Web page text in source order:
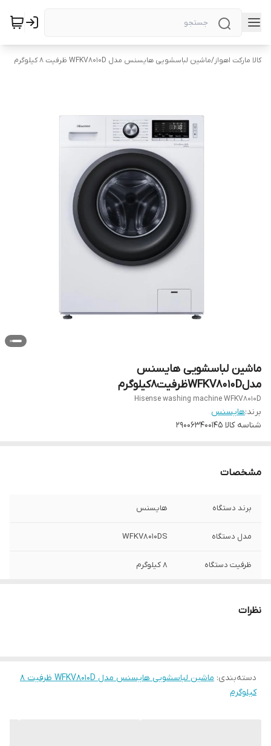
کالا مارکت اهواز/ماشین لباسشویی هایسنس مدل WFKV8010D ظرفیت 8 کیلوگرم
ماشین لباسشویی هایسنس
مدلWFKV8010Dظرفیت8کیلوگرم
Hisense washing machine WFKV8010D
برند:هایسنس
شناسه کالا 290063400145
مشخصات
برند دستگاه هایسنس
مدل دستگاه WFKV8010DS
ظرفیت دستگاه ۸ کیلوگرم
گرید مصرف انرژی A+++
نظرات
دسته‌بندی:
ماشین لباسشویی هایسنس مدل WFKV8010D ظرفیت 8
کیلوگرم